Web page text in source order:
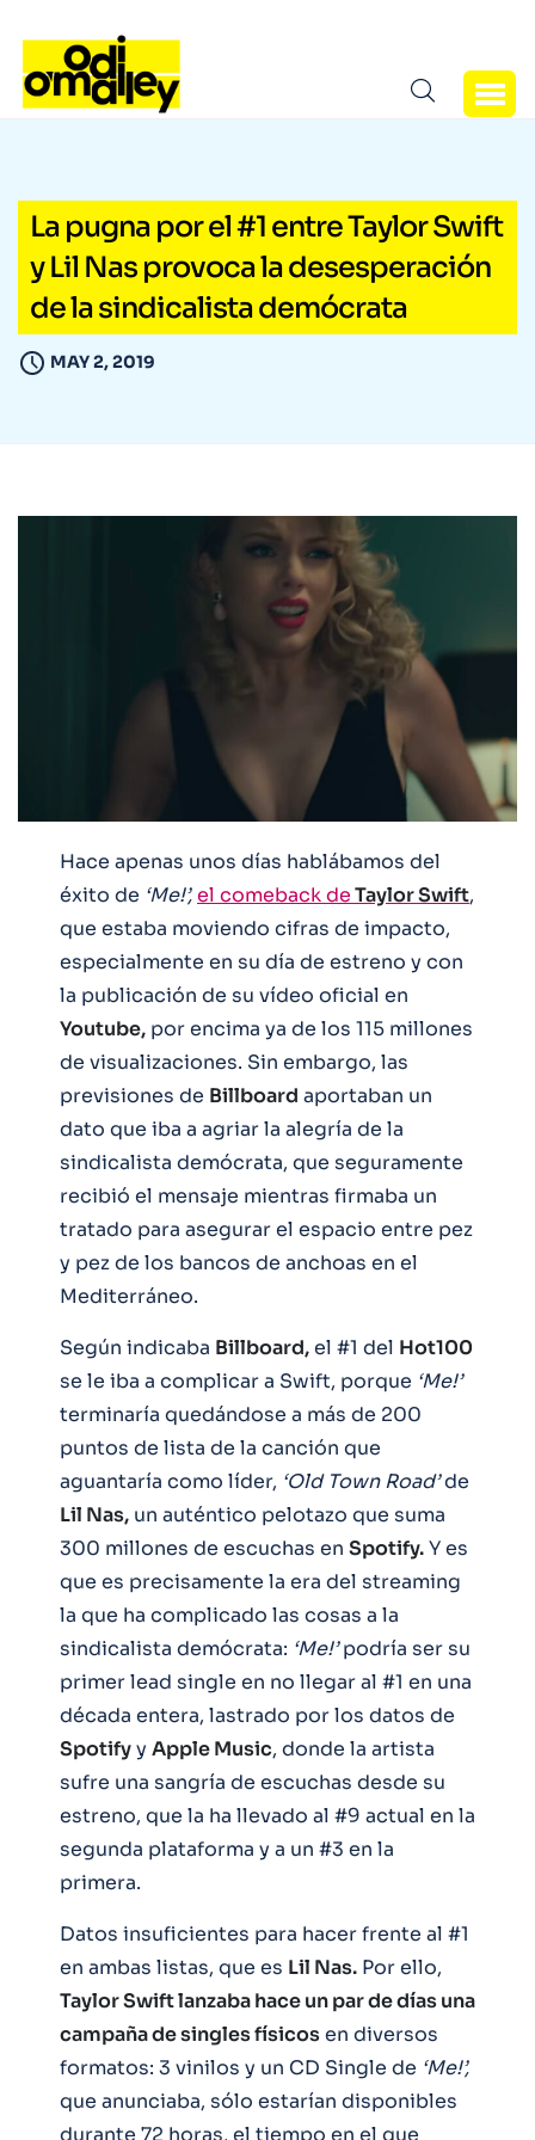
La pugna por el #1 entre Taylor Swift
y Lil Nas provoca la desesperación
de la sindicalista demócrata
MAY 2, 2019
Hace apenas unos días hablábamos del
éxito de ‘Me!’,el comeback deTaylor Swift,
que estaba moviendo cifras de impacto,
especialmente en su día de estreno y con
la publicación de su vídeo oficial en
Youtube, por encima ya de los 115 millones
de visualizaciones. Sin embargo, las
previsiones de Billboard aportaban un
dato que iba a agriar la alegría de la
sindicalista demócrata, que seguramente
recibió el mensaje mientras firmaba un
tratado para asegurar el espacio entre pez
y pez de los bancos de anchoas en el
Mediterráneo.
Según indicaba Billboard,el #1 del Hot100
se le iba a complicar a Swift, porque ‘Me!’
terminaría quedándose a más de 200
puntos de lista de la canción que
aguantaría como líder, ‘Old Town Road’de
Lil Nas, un auténtico pelotazo que suma
300 millones de escuchas en Spotify.Y es
que es precisamente la era del streaming
la que ha complicado las cosas a la
sindicalista demócrata: ‘Me!’podría ser su
primer lead single en no llegar al #1 en una
década entera, lastrado por los datos de
Spotifyy Apple Music, donde la artista
sufre una sangría de escuchas desde su
estreno, que la ha llevado al #9 actual en la
segunda plataforma y a un #3 en la
primera.
Datos insuficientes para hacer frente al #1
en ambas listas, que es Lil Nas. Por ello,
Taylor Swift lanzaba hace un par de días una
campaña de singles físicosen diversos
formatos: 3 vinilos y un CD Single de ‘Me!’,
que anunciaba, sólo estarían disponibles
durante 72 horas, el tiempo en el que